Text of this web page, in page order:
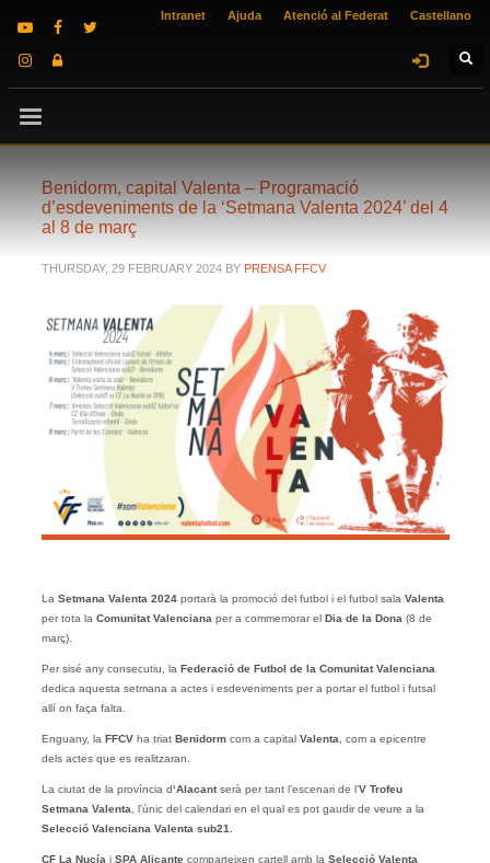
Intranet Ajuda Atenció al Federat Castellano
Benidorm, capital Valenta – Programació
d’esdeveniments de la ‘Setmana Valenta 2024’ del 4
al 8 de març
THURSDAY, 29 FEBRUARY 2024 BY PRENSA FFCV
La Setmana Valenta 2024 portarà la promoció del futbol i el futbol sala Valenta
per tota la Comunitat Valenciana per a commemorar el Dia de la Dona (8 de
març).
Per sisé any consecutiu, la Federació de Futbol de la Comunitat Valenciana
dedica aquesta setmana a actes i esdeveniments per a portar el futbol i futsal
allí on faça falta.
Enguany, la FFCV ha triat Benidorm com a capital Valenta , com a epicentre
dels actes que es realitzaran.
La ciutat de la província d‘Alacantserà per tant l’escenari de l’V Trofeu
Setmana Valenta , l’únic del calendari en el qual es pot gaudir de veure a la
Selecció Valenciana Valenta sub21
CF La Nucía i SPA Alicantecomparteixen cartell amb la Selecció Valenta